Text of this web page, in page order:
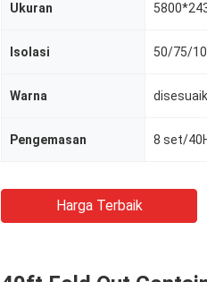
Ukuran
Isolasi 50/75/
Warna
Pengemasan 8 set/
Harga Terbaik